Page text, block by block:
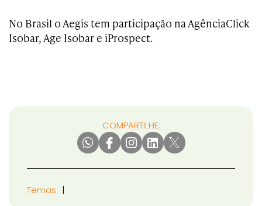
No Brasil o Aegis tem participação na AgênciaClick
Isobar, Age Isobar e iProspect.
COMPARTILHE:
Temas